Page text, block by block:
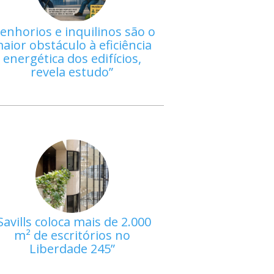
e inquilinos são o
obstáculo à eficiência
energética dos edifícios,
revela estudo
coloca mais de 2.000
m² de escritórios no
Liberdade 245